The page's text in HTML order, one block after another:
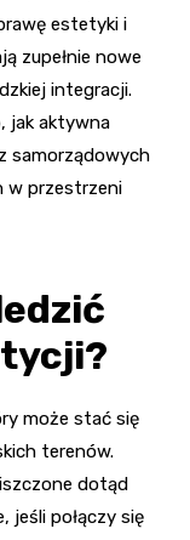
estetyki i
zupełnie nowe
integracji.
jak aktywna
samorządowych
w przestrzeni
może stać się
terenów.
dotąd
jeśli połączy się